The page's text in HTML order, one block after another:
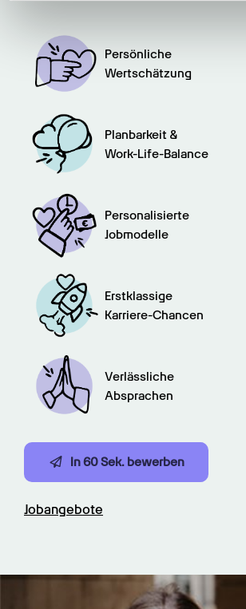
gesammelt haben.
Persönliche
Wertschätzung
Planbarkeit &
Work-Life-Balance
Personalisierte
Jobmodelle
Erstklassige
Karriere-Chancen
Verlässliche
Absprachen
In 60 Sek. bewerben
Jobangebote